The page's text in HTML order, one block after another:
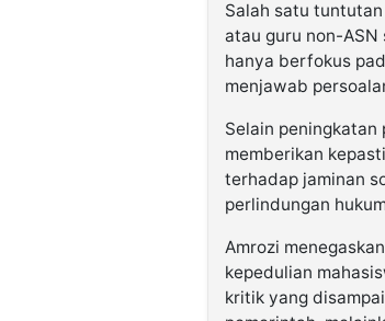
Salah satu
atau guru non-ASN
hanya berfokus
menjawab
Selain peningkatan
memberikan
terhadap jaminan
perlindungan
Amrozi
kepedulian
kritik yang